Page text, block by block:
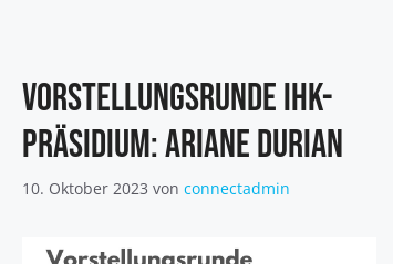
Vorstellungsrunde IHK-
Präsidium: Ariane Durian
10. Oktober 2023 von connectadmin